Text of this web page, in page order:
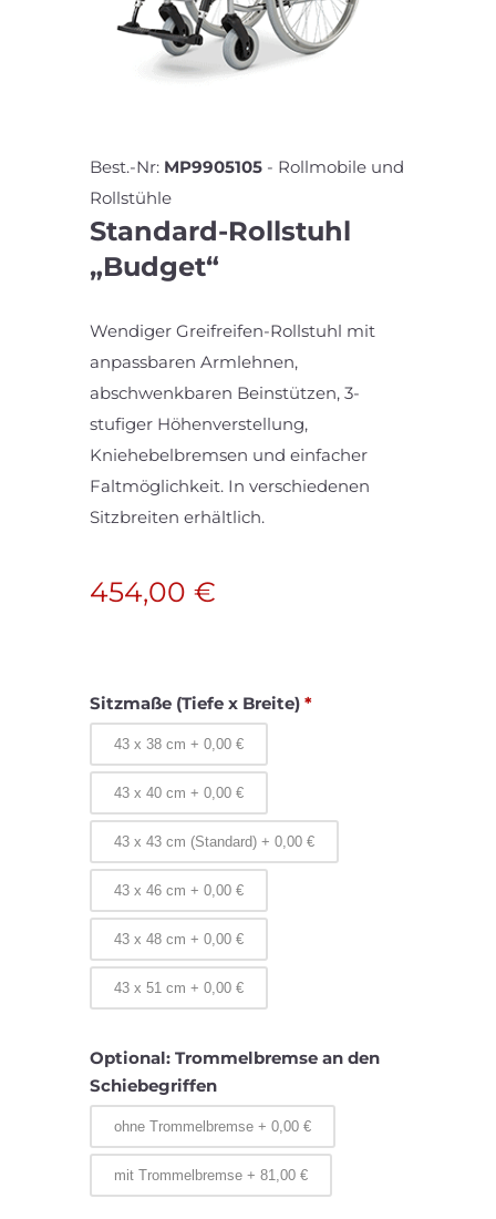
Best.-Nr: MP9905105 - Rollmobile und
Rollstühle
Standard-Rollstuhl
„Budget“
Wendiger Greifreifen-Rollstuhl mit
anpassbaren Armlehnen,
abschwenkbaren Beinstützen, 3-
stufiger Höhenverstellung,
Kniehebelbremsen und einfacher
Faltmöglichkeit. In verschiedenen
Sitzbreiten erhältlich.
454,00€
Sitzmaße (Tiefe x Breite)*
43 x 38 cm +0,00€
43 x 40 cm +0,00€
43 x 43 cm (Standard) +0,00€
43 x 46 cm +0,00€
43 x 48 cm +0,00€
43 x 51 cm +0,00€
Optional: Trommelbremse an den
Schiebegriffen
ohne Trommelbremse +0,00€
mit Trommelbremse +81,00€